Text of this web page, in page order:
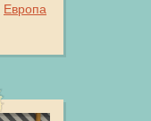
Европа